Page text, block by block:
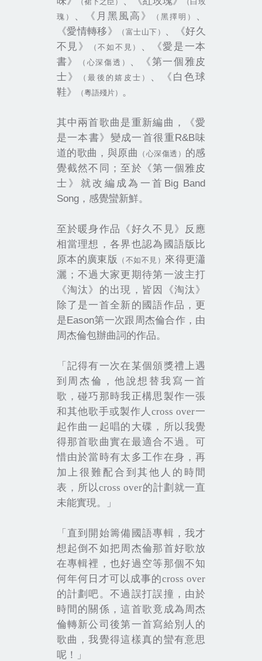
瑰 ） 、 《 月黑風高 》 （ 黑擇明 ）
、
《愛情轉移》 （ 富士山下 ） 、 《好久
不見 》 （不如不見 ） 、 《愛是一本
書》 （ 心深傷透 ） 、 《第一個雅皮
士》 （最後的嬉皮士 ） 、 《 白色球
鞋》 （粵語殘片） 。
其中兩首歌曲是重新編曲， 《愛
是一本書》 變成一首很重R&B味
道的歌曲，與原曲
（ 心深傷透 ） 的感
覺截然不同；至於
《第一個雅皮
士 》 就改編成為一首 Big Band
Song，感覺蠻新鮮。
至於暖身作品 《好久不見》 反應
相當理想，各界也認為國語版比
原本的廣東版
（ 不如不見 ） 來得更瀟
灑；不過大家更期待第一波主打
《淘汰》的出現，皆因《淘汰》
除了是一首全新的國語作品，更
是Eason第一次跟周杰倫合作，由
周杰倫包辦曲詞的作品。
「記得有一次在某個頒獎禮上遇
到周杰倫，他說想替我寫一首
歌，碰巧那時我正構思製作一張
和其他歌手或製作人cross over一
起作曲一起唱的大碟，所以我覺
得那首歌曲實在最適合不過。可
惜由於當時有太多工作在身，再
加上很難配合到其他人的時間
表，所以cross over的計劃就一直
未能實現。」
「直到開始籌備國語專輯，我才
想起倒不如把周杰倫那首好歌放
在專輯裡，也好過空等那個不知
何年何日才可以成事的cross over
的計劃吧。不過誤打誤撞，由於
時間的關係，這首歌竟成為周杰
倫轉新公司後第一首寫給別人的
歌曲，我覺得這樣真的蠻有意思
呢！」